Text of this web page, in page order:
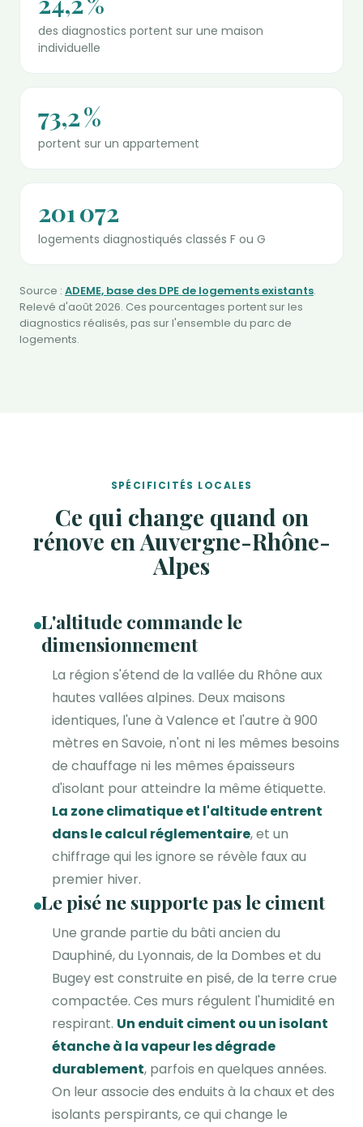
des diagnostics portent sur une maison
individuelle
73,2 %
portent sur un appartement
201 072
logements diagnostiqués classés F ou G
Source : ADEME, base des DPE de logements existants.
Relevé d'août 2026. Ces pourcentages portent sur les
diagnostics réalisés, pas sur l'ensemble du parc de
logements.
SPÉCIFICITÉS LOCALES
Ce qui change quand on
rénove en Auvergne-Rhône-
Alpes
L'altitude commande le
dimensionnement
La région s'étend de la vallée du Rhône aux
hautes vallées alpines. Deux maisons
identiques, l'une à Valence et l'autre à 900
mètres en Savoie, n'ont ni les mêmes besoins
de chauffage ni les mêmes épaisseurs
d'isolant pour atteindre la même étiquette.
La zone climatique et l'altitude entrent
dans le calcul réglementaire, et un
chiffrage qui les ignore se révèle faux au
premier hiver.
Le pisé ne supporte pas le ciment
Une grande partie du bâti ancien du
Dauphiné, du Lyonnais, de la Dombes et du
Bugey est construite en pisé, de la terre crue
compactée. Ces murs régulent l'humidité en
respirant. Un enduit ciment ou un isolant
étanche à la vapeur les dégrade
durablement, parfois en quelques années.
On leur associe des enduits à la chaux et des
isolants perspirants, ce qui change le